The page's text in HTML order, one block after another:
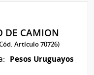
DE CAMION
Artículo 70726)
Pesos Uruguayos